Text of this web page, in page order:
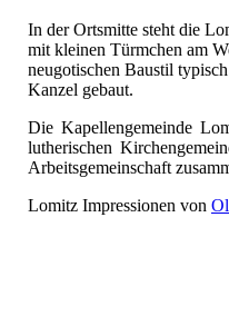
In der Ortsmitte steht die
mit kleinen Türmchen am
neugotischen Baustil
Kanzel gebaut.
Die Kapellengemeinde
lutherischen
Arbeitsgemeinschaft
Lomitz Impressionen von